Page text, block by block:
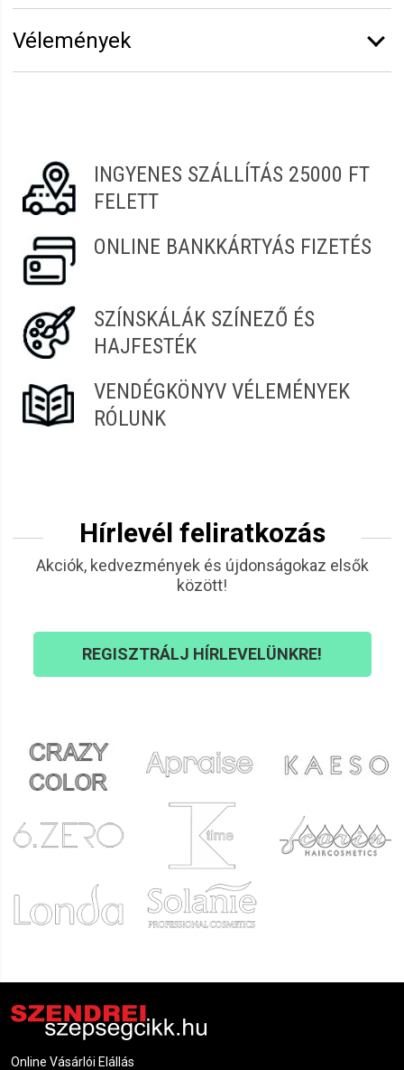
Vélemények
INGYENES SZÁLLÍTÁS 25000 FT
FELETT
ONLINE BANKKÁRTYÁS FIZETÉS
SZÍNSKÁLÁK SZÍNEZŐ ÉS
HAJFESTÉK
VENDÉGKÖNYV VÉLEMÉNYEK
RÓLUNK
Hírlevél feliratkozás
Akciók, kedvezmények és újdonságokaz elsők
között!
REGISZTRÁLJ HÍRLEVELÜNKRE!
Online Vásárlói Elállás